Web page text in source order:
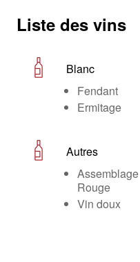
Liste des vins
Blanc
Fendant
Ermitage
Autres
Assemblage
Rouge
Vin doux